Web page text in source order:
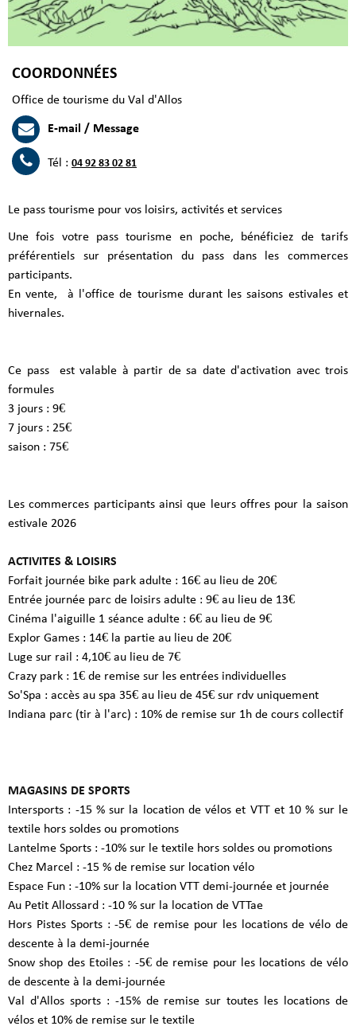
COORDONNÉES
Office de tourisme du Val d'Allos
E-mail / Message
Tél : 04 92 83 02 81
Le pass tourisme pour vos loisirs, activités et services
Une fois votre pass tourisme en poche, bénéficiez de tarifs
préférentiels sur présentation du pass dans les commerces
participants.
En vente, à l'office de tourisme durant les saisons estivales et
hivernales.
Ce pass est valable à partir de sa date d'activation avec trois
formules
3 jours : 9€
7 jours : 25€
saison : 75€
Les commerces participants ainsi que leurs offres pour la saison
estivale 2026
ACTIVITES & LOISIRS
Forfait journée bike park adulte : 16€ au lieu de 20€
Entrée journée parc de loisirs adulte : 9€ au lieu de 13€
Cinéma l'aiguille 1 séance adulte : 6€ au lieu de 9€
Explor Games : 14€ la partie au lieu de 20€
Luge sur rail : 4,10€ au lieu de 7€
Crazy park : 1€ de remise sur les entrées individuelles
So'Spa : accès au spa 35€ au lieu de 45€ sur rdv uniquement
Indiana parc (tir à l'arc) : 10% de remise sur 1h de cours collectif
MAGASINS DE SPORTS
Intersports : -15 % sur la location de vélos et VTT et 10 % sur le
textile hors soldes ou promotions
Lantelme Sports : -10% sur le textile hors soldes ou promotions
Chez Marcel : -15 % de remise sur location vélo
Espace Fun : -10% sur la location VTT demi-journée et journée
Au Petit Allossard : -10 % sur la location de VTTae
Hors Pistes Sports : -5€ de remise pour les locations de vélo de
descente à la demi-journée
Snow shop des Etoiles : -5€ de remise pour les locations de vélo
de descente à la demi-journée
Val d'Allos sports : -15% de remise sur toutes les locations de
vélos et 10% de remise sur le textile